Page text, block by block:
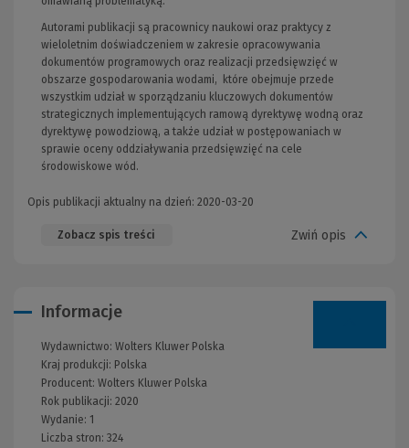
Autorami publikacji są pracownicy naukowi oraz praktycy z
wieloletnim doświadczeniem w zakresie opracowywania
dokumentów programowych oraz realizacji przedsięwzięć w
obszarze gospodarowania wodami, które obejmuje przede
wszystkim udział w sporządzaniu kluczowych dokumentów
strategicznych implementujących ramową dyrektywę wodną oraz
dyrektywę powodziową, a także udział w postępowaniach w
sprawie oceny oddziaływania przedsięwzięć na cele
środowiskowe wód.
Opis publikacji aktualny na dzień: 2020-03-20
Zobacz spis treści Zwiń opis
Informacje
Wydawnictwo: Wolters Kluwer Polska
Kraj produkcji: Polska
Producent: Wolters Kluwer Polska
Rok publikacji: 2020
Wydanie: 1
Liczba stron: 324